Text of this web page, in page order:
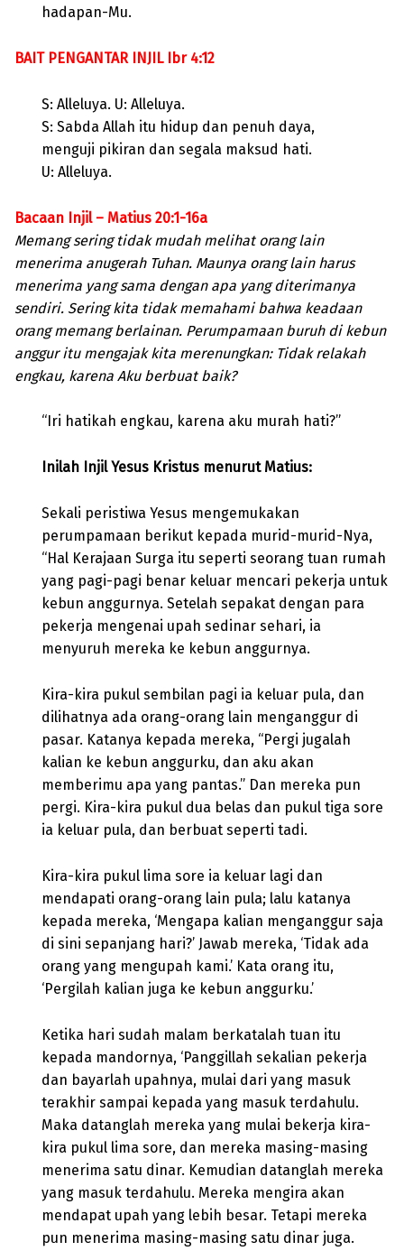
hadapan-Mu.
BAIT PENGANTAR INJIL Ibr 4:12
S: Alleluya. U: Alleluya.
S: Sabda Allah itu hidup dan penuh daya,
menguji pikiran dan segala maksud hati.
U: Alleluya.
Bacaan Injil – Matius 20:1-16a
Memang sering tidak mudah melihat orang lain
menerima anugerah Tuhan. Maunya orang lain harus
menerima yang sama dengan apa yang diterimanya
sendiri. Sering kita tidak memahami bahwa keadaan
orang memang berlainan. Perumpamaan buruh di kebun
anggur itu mengajak kita merenungkan: Tidak relakah
engkau, karena Aku berbuat baik?
“Iri hatikah engkau, karena aku murah hati?”
Inilah Injil Yesus Kristus menurut Matius:
Sekali peristiwa Yesus mengemukakan
perumpamaan berikut kepada murid-murid-Nya,
“Hal Kerajaan Surga itu seperti seorang tuan rumah
yang pagi-pagi benar keluar mencari pekerja untuk
kebun anggurnya. Setelah sepakat dengan para
pekerja mengenai upah sedinar sehari, ia
menyuruh mereka ke kebun anggurnya.
Kira-kira pukul sembilan pagi ia keluar pula, dan
dilihatnya ada orang-orang lain menganggur di
pasar. Katanya kepada mereka, “Pergi jugalah
kalian ke kebun anggurku, dan aku akan
memberimu apa yang pantas.” Dan mereka pun
pergi. Kira-kira pukul dua belas dan pukul tiga sore
ia keluar pula, dan berbuat seperti tadi.
Kira-kira pukul lima sore ia keluar lagi dan
mendapati orang-orang lain pula; lalu katanya
kepada mereka, ‘Mengapa kalian menganggur saja
di sini sepanjang hari?’ Jawab mereka, ‘Tidak ada
orang yang mengupah kami.’ Kata orang itu,
‘Pergilah kalian juga ke kebun anggurku.’
Ketika hari sudah malam berkatalah tuan itu
kepada mandornya, ‘Panggillah sekalian pekerja
dan bayarlah upahnya, mulai dari yang masuk
terakhir sampai kepada yang masuk terdahulu.
Maka datanglah mereka yang mulai bekerja kira-
kira pukul lima sore, dan mereka masing-masing
menerima satu dinar. Kemudian datanglah mereka
yang masuk terdahulu. Mereka mengira akan
mendapat upah yang lebih besar. Tetapi mereka
pun menerima masing-masing satu dinar juga.